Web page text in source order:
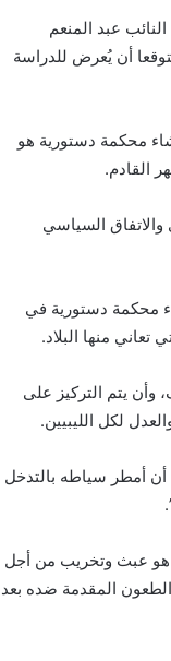
عبد المنعم
أن يُعرض للدراسة
محكمة دستورية هو
القادم.
السياسي
محكمة دستورية في
منها البلاد.
يتم التركيز على
لكل الليبيين.
أمطر سياطه بالتدخل
هو عبث وتخريب من أجل
المقدمة ضده بعد